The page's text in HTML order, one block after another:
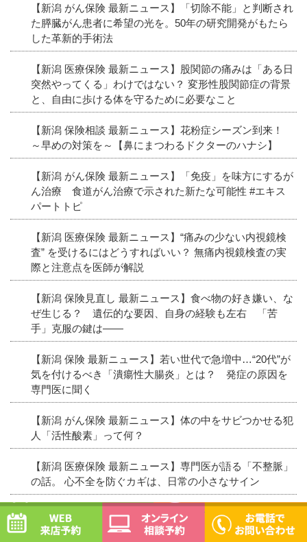
【新潟 がん保険 最新ニュース】「切除不能」と判断され
た膵臓がん患者に希望の光を。50年の研究開発がもたら
した革新的手術法
【新潟 医療保険 最新ニュース】股関節の痛みは「ある日
突然やってくる」わけではない？ 変形性股関節症の背景
と、自由に歩ける体を守るために必要なこと
【新潟 保険相談 最新ニュース】花粉症シーズン到来！
～早めの対策を～【鼻にまつわるドクターのハナシ】
【新潟 がん保険 最新ニュース】「免疫」を味方にするが
ん治療 食道がん治療で示された新たな可能性 #エキス
パートトピ
【新潟 医療保険 最新ニュース】“痛みの少ない内視鏡検
査” を受けるにはどうすればいい？ 無痛内視鏡検査の実
際と注意点を医師が解説
【新潟 保険見直し 最新ニュース】食べ物の好き嫌い、な
ぜ生じる？ 遺伝的な要因、自身の経験も左右 「苦
手」克服の鍵は――
【新潟 保険 最新ニュース】若い世代で急増中…“20代”が
気を付けるべき「潰瘍性大腸炎」とは？ 発症の原因を
専門医に聞く
【新潟 がん保険 最新ニュース】体の中をサビつかせる犯
人「活性酸素」って何？
【新潟 医療保険 最新ニュース】専門医が語る「不整脈」
の話。 心不全を防ぐカギは、日常の小さなサイン
【新潟 保険相談 最新ニュース】「嫌な仕事を始められな
い」脳回路を解明 “やる気ブレーキ”を発見 京大など
WEB予約 オンライン相談予約